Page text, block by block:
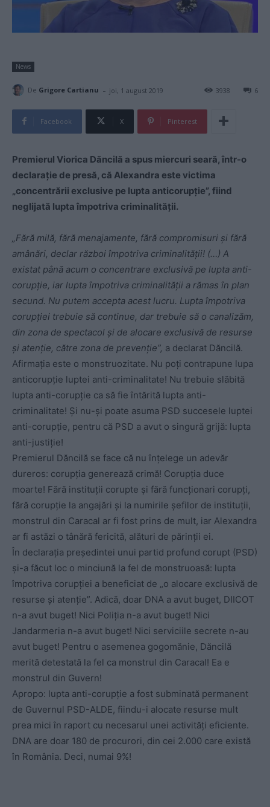
News
De Grigore Cartianu - joi, 1 august 2019 6
3938
Facebook X Pinterest
Premierul Viorica Dăncilă a spus miercuri seară, într-o
declarație de presă, că Alexandra este victima
„concentrării exclusive pe lupta anticorupție”, fiind
neglijată lupta împotriva criminalității.
„Fără milă, fără menajamente, fără compromisuri și fără
amânări, declar război împotriva criminalității! (…) A
existat până acum o concentrare exclusivă pe lupta anti-
corupție, iar lupta împotriva criminalității a rămas în plan
secund. Nu putem accepta acest lucru. Lupta împotriva
corupției trebuie să continue, dar trebuie să o canalizăm,
din zona de spectacol și de alocare exclusivă de resurse
și atenție, către zona de prevenție”, a declarat Dăncilă.
Afirmația este o monstruozitate. Nu poți contrapune lupa
anticorupție luptei anti-criminalitate! Nu trebuie slăbită
lupta anti-corupție ca să fie întărită lupta anti-
criminalitate! Și nu-și poate asuma PSD succesele luptei
anti-corupție, pentru că PSD a avut o singură grijă: lupta
anti-justiție!
Premierul Dăncilă se face că nu înțelege un adevăr
dureros: corupția generează crimă! Corupția duce
moarte! Fără instituții corupte și fără funcționari corupți,
fără corupție la angajări și la numirile șefilor de instituții,
monstrul din Caracal ar fi fost prins de mult, iar Alexandra
ar fi astăzi o tânără fericită, alături de părinții ei.
În declarația președintei unui partid profund corupt (PSD)
și-a făcut loc o minciună la fel de monstruoasă: lupta
împotriva corupției a beneficiat de „o alocare exclusivă de
resurse și atenție”. Adică, doar DNA a avut buget, DIICOT
n-a avut buget! Nici Poliția n-a avut buget! Nici
Jandarmeria n-a avut buget! Nici serviciile secrete n-au
avut buget! Pentru o asemenea gogomănie, Dăncilă
merită detestată la fel ca monstrul din Caracal! Ea e
monstrul din Guvern!
Apropo: lupta anti-corupție a fost subminată permanent
de Guvernul PSD-ALDE, fiindu-i alocate resurse mult
prea mici în raport cu necesarul unei activități eficiente.
DNA are doar 180 de procurori, din cei 2.000 care există
în România. Deci, numai 9%!